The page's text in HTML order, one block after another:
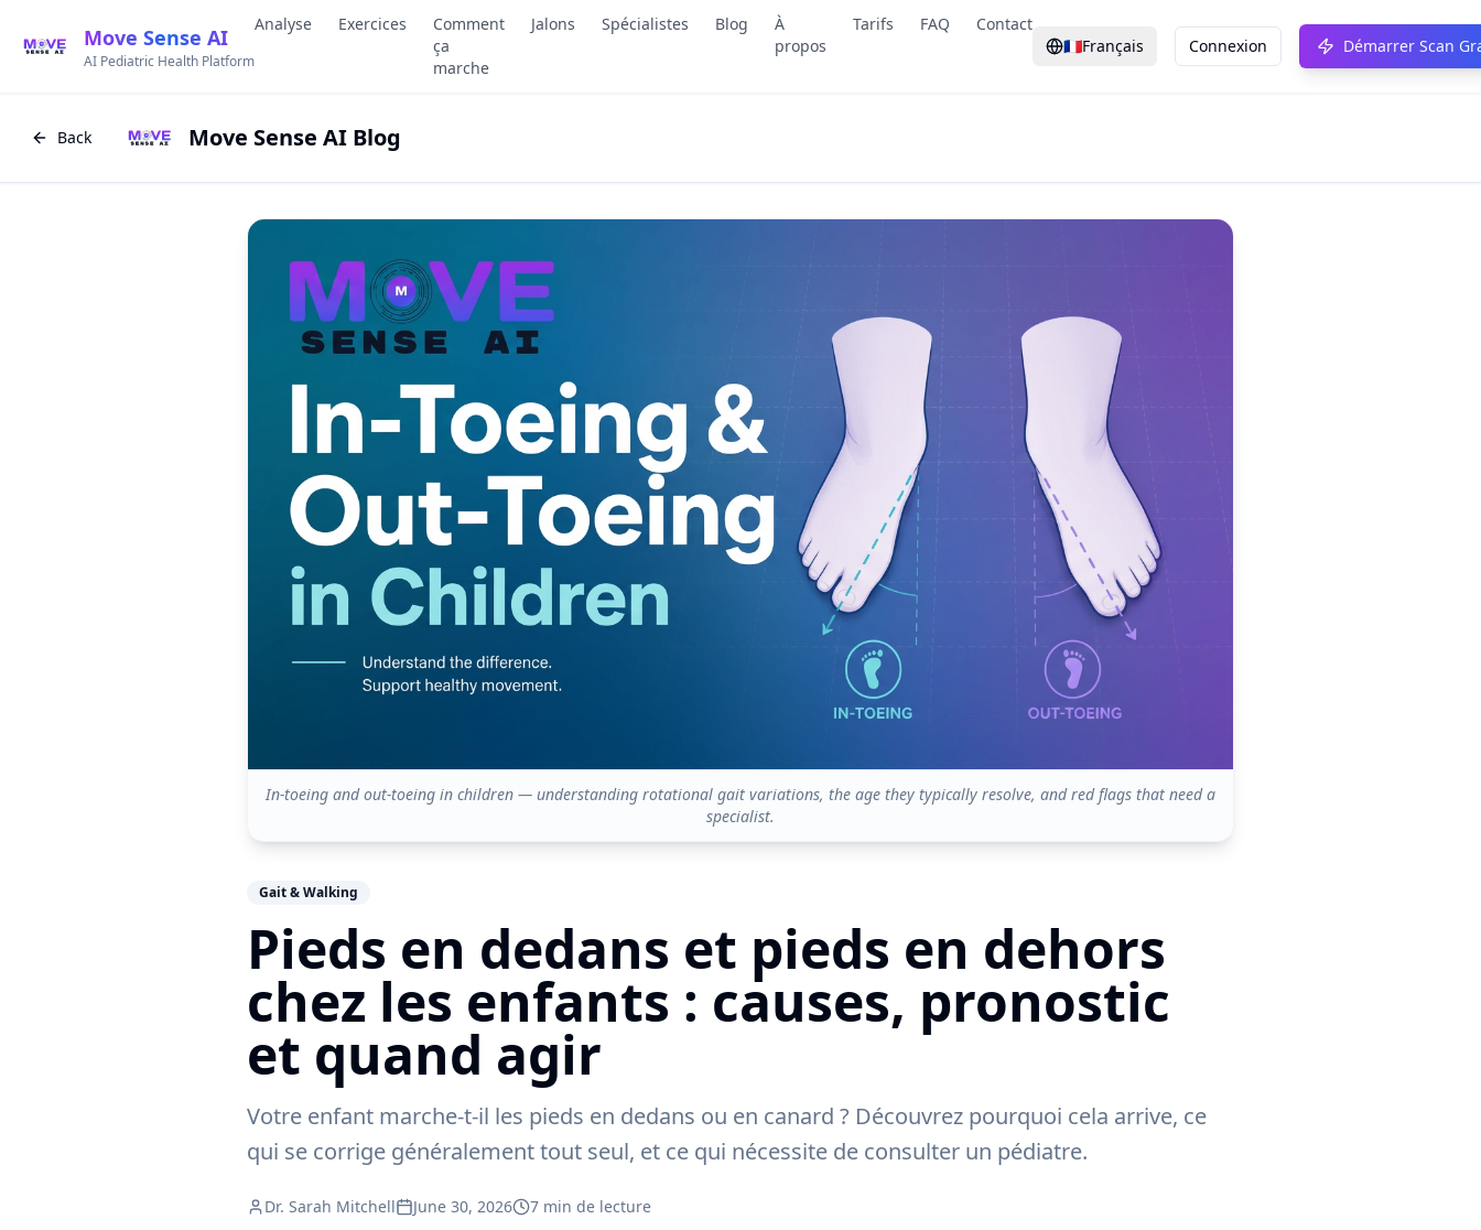
Move Sense AI
AI Pediatric Health Platform
Analyse Exercices
Comment
ça
marche
Jalons Spécialistes Blog
À
propos
Tarifs FAQ
Contact
🇫🇷Français Connexion Démarrer Scan
Back Move Sense AI Blog
In-toeing and out-toeing in children — understanding rotational gait variations, the age they typically resolve, and red flags that need a
specialist.
Gait & Walking
Pieds en dedans et pieds en dehors
chez les enfants : causes, pronostic
et quand agir
Votre enfant marche-t-il les pieds en dedans ou en canard ? Découvrez pourquoi cela arrive, ce
qui se corrige généralement tout seul, et ce qui nécessite de consulter un pédiatre.
Dr. Sarah Mitchell June 30, 2026 7 min de lecture